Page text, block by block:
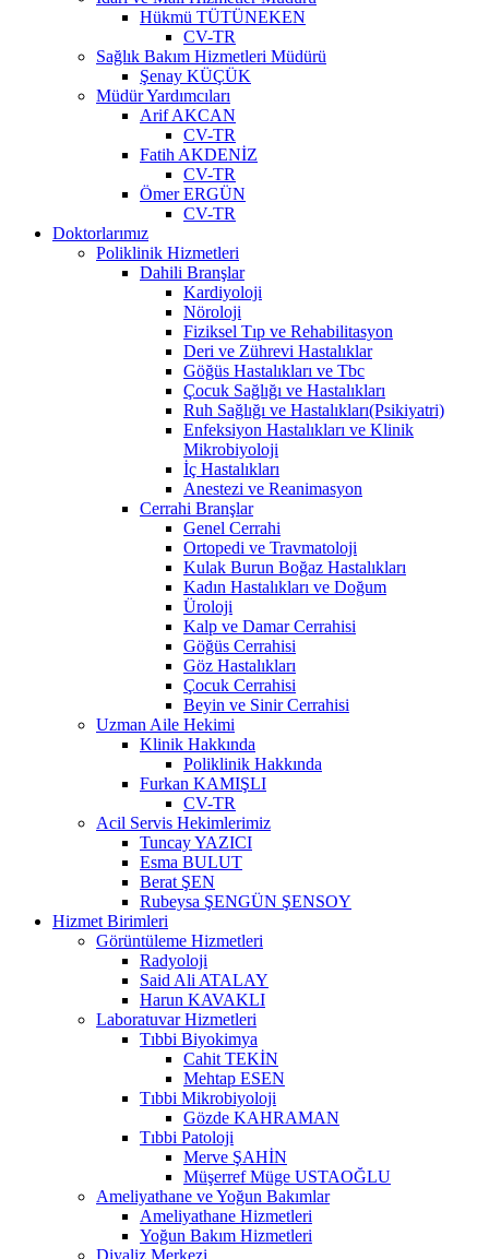
Hükmü TÜTÜNEKEN
CV-TR
Sağlık Bakım Hizmetleri Müdürü
Şenay KÜÇÜK
Müdür Yardımcıları
Arif AKCAN
CV-TR
Fatih AKDENİZ
CV-TR
Ömer ERGÜN
CV-TR
Doktorlarımız
Poliklinik Hizmetleri
Dahili Branşlar
Kardiyoloji
Nöroloji
Fiziksel Tıp ve Rehabilitasyon
Deri ve Zührevi Hastalıklar
Göğüs Hastalıkları ve Tbc
Çocuk Sağlığı ve Hastalıkları
Ruh Sağlığı ve Hastalıkları(Psikiyatri)
Enfeksiyon Hastalıkları ve Klinik
Mikrobiyoloji
İç Hastalıkları
Anestezi ve Reanimasyon
Cerrahi Branşlar
Genel Cerrahi
Ortopedi ve Travmatoloji
Kulak Burun Boğaz Hastalıkları
Kadın Hastalıkları ve Doğum
Üroloji
Kalp ve Damar Cerrahisi
Göğüs Cerrahisi
Göz Hastalıkları
Çocuk Cerrahisi
Beyin ve Sinir Cerrahisi
Uzman Aile Hekimi
Klinik Hakkında
Poliklinik Hakkında
Furkan KAMIŞLI
CV-TR
Acil Servis Hekimlerimiz
Tuncay YAZICI
Esma BULUT
Berat ŞEN
Rubeysa ŞENGÜN ŞENSOY
Hizmet Birimleri
Görüntüleme Hizmetleri
Radyoloji
Said Ali ATALAY
Harun KAVAKLI
Laboratuvar Hizmetleri
Tıbbi Biyokimya
Cahit TEKİN
Mehtap ESEN
Tıbbi Mikrobiyoloji
Gözde KAHRAMAN
Tıbbi Patoloji
Merve ŞAHİN
Müşerref Müge USTAOĞLU
Ameliyathane ve Yoğun Bakımlar
Ameliyathane Hizmetleri
Yoğun Bakım Hizmetleri
Diyaliz Merkezi